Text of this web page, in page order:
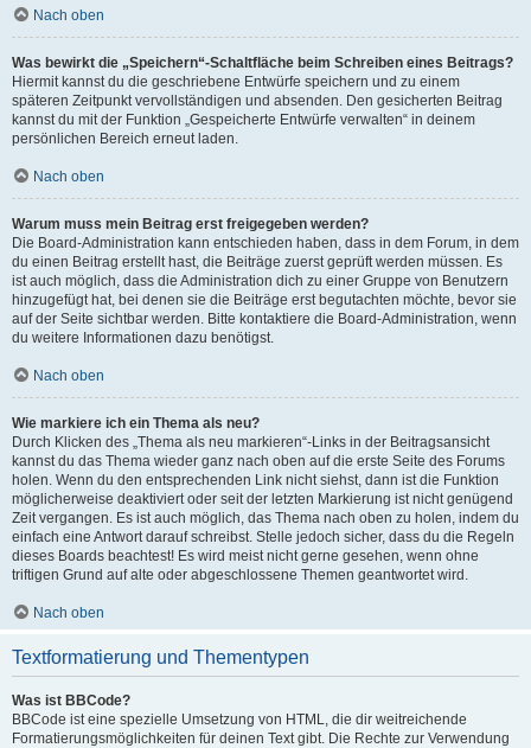
Nach oben
Was bewirkt die „Speichern“-Schaltfläche beim Schreiben eines Beitrags?
Hiermit kannst du die geschriebene Entwürfe speichern und zu einem
späteren Zeitpunkt vervollständigen und absenden. Den gesicherten Beitrag
kannst du mit der Funktion „Gespeicherte Entwürfe verwalten“ in deinem
persönlichen Bereich erneut laden.
Nach oben
Warum muss mein Beitrag erst freigegeben werden?
Die Board-Administration kann entschieden haben, dass in dem Forum, in dem
du einen Beitrag erstellt hast, die Beiträge zuerst geprüft werden müssen. Es
ist auch möglich, dass die Administration dich zu einer Gruppe von Benutzern
hinzugefügt hat, bei denen sie die Beiträge erst begutachten möchte, bevor sie
auf der Seite sichtbar werden. Bitte kontaktiere die Board-Administration, wenn
du weitere Informationen dazu benötigst.
Nach oben
Wie markiere ich ein Thema als neu?
Durch Klicken des „Thema als neu markieren“-Links in der Beitragsansicht
kannst du das Thema wieder ganz nach oben auf die erste Seite des Forums
holen. Wenn du den entsprechenden Link nicht siehst, dann ist die Funktion
möglicherweise deaktiviert oder seit der letzten Markierung ist nicht genügend
Zeit vergangen. Es ist auch möglich, das Thema nach oben zu holen, indem du
einfach eine Antwort darauf schreibst. Stelle jedoch sicher, dass du die Regeln
dieses Boards beachtest! Es wird meist nicht gerne gesehen, wenn ohne
triftigen Grund auf alte oder abgeschlossene Themen geantwortet wird.
Nach oben
Textformatierung und Thementypen
Was ist BBCode?
BBCode ist eine spezielle Umsetzung von HTML, die dir weitreichende
Formatierungsmöglichkeiten für deinen Text gibt. Die Rechte zur Verwendung